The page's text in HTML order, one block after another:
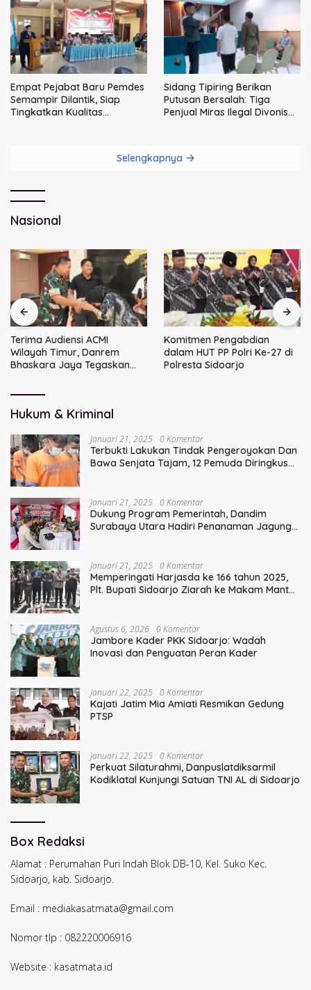
Empat Pejabat Baru Pemdes
Semampir Dilantik, Siap
Tingkatkan Kualitas
Sidang Tipiring Berikan
Putusan Bersalah: Tiga
Penjual Miras Ilegal Divonis
Selengkapnya
Nasional
Terima Audiensi ACMI
Wilayah Timur, Danrem
Bhaskara Jaya Tegaskan
Komitmen Pengabdian
dalam HUT PP Polri Ke-27 di
Polresta Sidoarjo
Hukum & Kriminal
Januari 21, 2025 0 Komentar
Terbukti Lakukan Tindak Pengeroyokan Dan
Bawa Senjata Tajam, 12 Pemuda Diringkus
Januari 21, 2025 0 Komentar
Dukung Program Pemerintah, Dandim
Surabaya Utara Hadiri Penanaman Jagung
Januari 21, 2025 0 Komentar
Memperingati Harjasda ke 166 tahun 2025,
Plt. Bupati Sidoarjo Ziarah ke Makam Mantan
Agustus 6, 2026 0 Komentar
Jambore Kader PKK Sidoarjo: Wadah
Inovasi dan Penguatan Peran Kader
Januari 22, 2025 0 Komentar
Kajati Jatim Mia Amiati Resmikan Gedung
PTSP
Januari 22, 2025 0 Komentar
Perkuat Silaturahmi, Danpuslatdiksarmil
Kodiklatal Kunjungi Satuan TNI AL di Sidoarjo
Box Redaksi
Alamat : Perumahan Puri Indah Blok DB-10, Kel. Suko Kec.
Sidoarjo, kab. Sidoarjo.
Email : mediakasatmata@gmail.com
Nomor tlp : 082220006916
Website : kasatmata.id